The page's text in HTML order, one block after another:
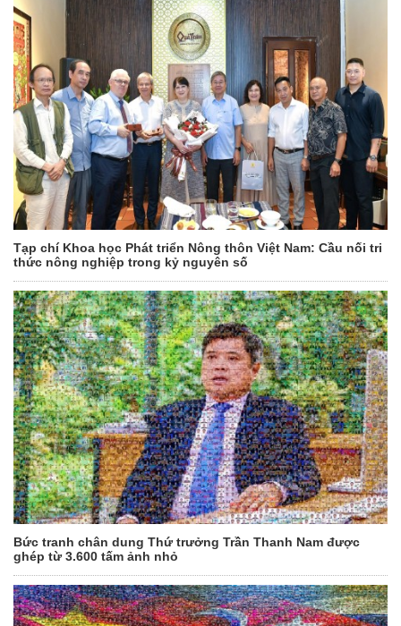
Tạp chí Khoa học Phát triển Nông thôn Việt Nam: Cầu nối tri
thức nông nghiệp trong kỷ nguyên số
Bức tranh chân dung Thứ trưởng Trần Thanh Nam được
ghép từ 3.600 tấm ảnh nhỏ